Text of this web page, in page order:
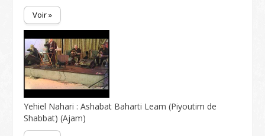
Voir »
Yehiel Nahari : Ashabat Baharti Leam (Piyoutim de
Shabbat) (Ajam)